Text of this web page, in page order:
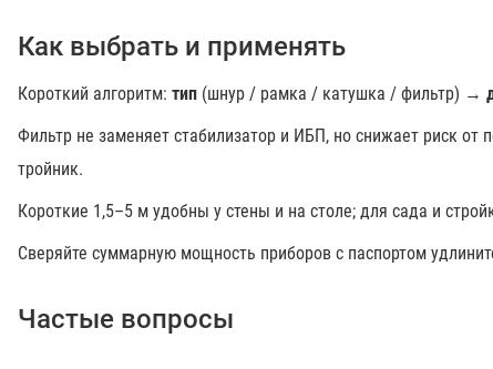
Как выбрать и применять
Короткий алгоритм: тип (шнур / рамка / катушка / фильтр) →
Фильтр не заменяет стабилизатор и ИБП, но снижает риск от
тройник.
Короткие 1,5–5 м удобны у стены и на столе; для сада и
Сверяйте суммарную мощность приборов с паспортом
Частые вопросы